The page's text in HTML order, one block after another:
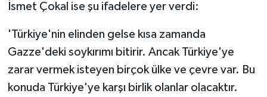
İsmet Çokal ise şu ifadelere yer verdi:
'Türkiye'nin elinden gelse kısa zamanda
Gazze'deki soykırımı bitirir. Ancak Türkiye'ye
zarar vermek isteyen birçok ülke ve çevre var. Bu
konuda Türkiye'ye karşı birlik olanlar olacaktır.